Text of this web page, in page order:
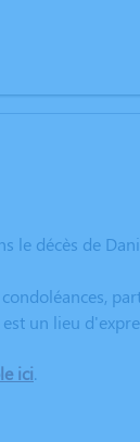
le décès de
un lieu
ici.